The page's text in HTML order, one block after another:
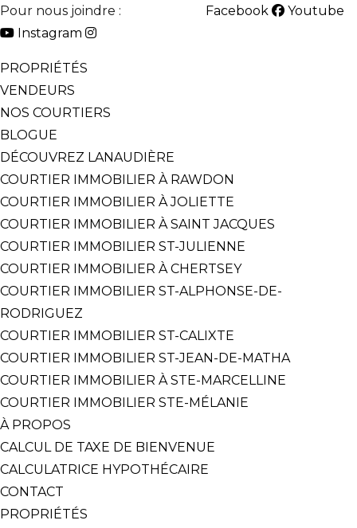
Pour nous joindre : Facebook
Youtube
Instagram
PROPRIÉTÉS
VENDEURS
NOS COURTIERS
BLOGUE
DÉCOUVREZ LANAUDIÈRE
COURTIER IMMOBILIER À RAWDON
COURTIER IMMOBILIER À JOLIETTE
COURTIER IMMOBILIER À SAINT JACQUES
COURTIER IMMOBILIER ST-JULIENNE
COURTIER IMMOBILIER À CHERTSEY
COURTIER IMMOBILIER ST-ALPHONSE-DE-
RODRIGUEZ
COURTIER IMMOBILIER ST-CALIXTE
COURTIER IMMOBILIER ST-JEAN-DE-MATHA
COURTIER IMMOBILIER À STE-MARCELLINE
COURTIER IMMOBILIER STE-MÉLANIE
À PROPOS
CALCUL DE TAXE DE BIENVENUE
CALCULATRICE HYPOTHÉCAIRE
CONTACT
PROPRIÉTÉS